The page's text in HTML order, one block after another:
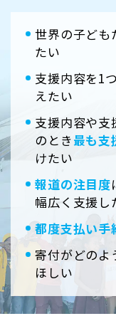
世界の子ども
たい
支援内容を1
えたい
支援内容や支
のとき最も支
けたい
報道の注目度
幅広く支援し
都度支払い手
寄付がどのよ
ほしい